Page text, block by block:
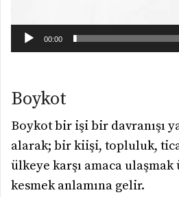
00:00
Boykot
Boykot bir işi bir davranışı
alarak; bir kiişi, topluluk,
ülkeye karşı amaca
kesmek anlamına gelir.